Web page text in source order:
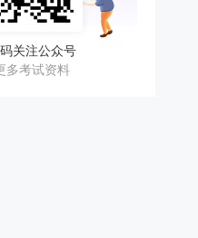
关注公众号
多考试资料